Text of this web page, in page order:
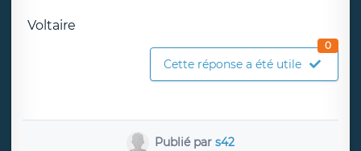
Voltaire
Cette réponse a été utile
0
Publié pars42